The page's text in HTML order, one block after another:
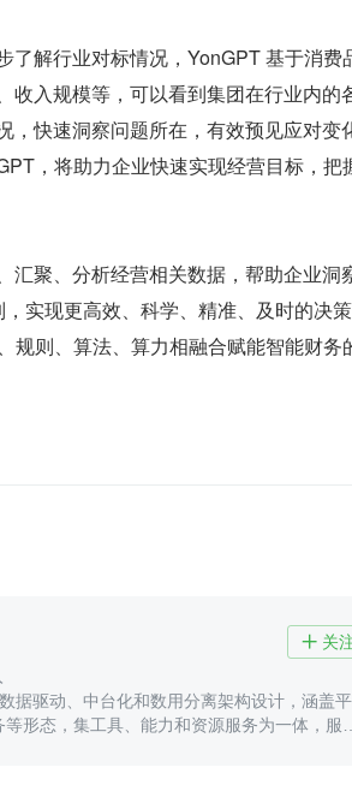
了解行业对标情况，YonGPT 基于消费
收入规模等，可以看到集团在行业内的
，快速洞察问题所在，有效预见应对变
，将助力企业快速实现经营目标，把
汇聚、分析经营相关数据，帮助企业洞
实现更高效、科学、精准、及时的决
规则、算法、算力相融合赋能智能财务
 关
据驱动、中台化和数用分离架构设计，涵盖
形态，集工具、能力和资源服务为一体，服